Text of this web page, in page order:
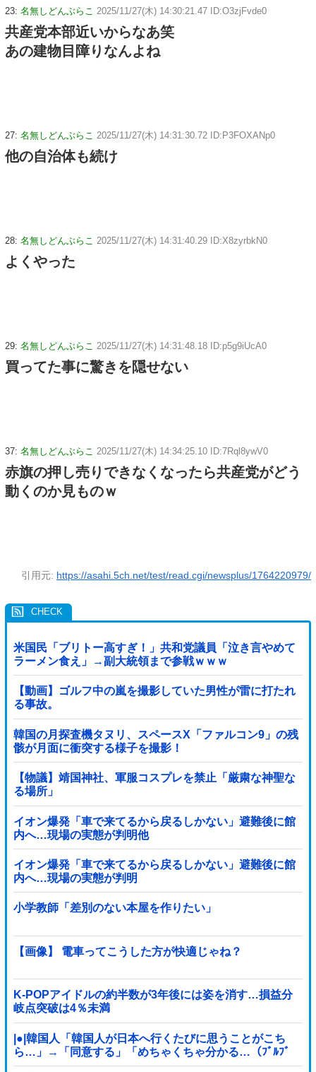
23: 名無しどんぶらこ 2025/11/27(木) 14:30:21.47 ID:O3zjFvde0
共産党本部近いからなあ笑
あの建物目障りなんよね
27: 名無しどんぶらこ 2025/11/27(木) 14:31:30.72 ID:P3FOXANp0
他の自治体も続け
28: 名無しどんぶらこ 2025/11/27(木) 14:31:40.29 ID:X8zyrbkN0
よくやった
29: 名無しどんぶらこ 2025/11/27(木) 14:31:48.18 ID:p5g9iUcA0
買ってた事に驚きを隠せない
37: 名無しどんぶらこ 2025/11/27(木) 14:34:25.10 ID:7Rql8ywV0
赤旗の押し売りできなくなったら共産党がどう
動くのか見ものｗ
引用元: https://asahi.5ch.net/test/read.cgi/newsplus/1764220979/
米国民「ブリトー高すぎ！」共和党議員「泣き言やめて
ラーメン食え」→副大統領まで参戦ｗｗｗ
【動画】ゴルフ中の嵐を撮影していた男性が雷に打たれ
る事故。
韓国の月探査機タヌリ、スペースX「ファルコン9」の残
骸が月面に衝突する様子を撮影！
【物議】靖国神社、軍服コスプレを禁止「厳粛な神聖な
る場所」
イオン爆発「車で来てるから戻るしかない」避難後に館
内へ…現場の実態が判明他
イオン爆発「車で来てるから戻るしかない」避難後に館
内へ…現場の実態が判明
小学教師「差別のない本屋を作りたい」
【画像】 電車ってこうした方が快適じゃね？
K-POPアイドルの約半数が3年後には姿を消す…損益分
岐点突破は4％未満
|●|韓国人「韓国人が日本へ行くたびに思うことがこち
ら…」→「同意する」「めちゃくちゃ分かる…（ﾌﾞﾙﾌﾞ
ﾙ」＝韓国の反応